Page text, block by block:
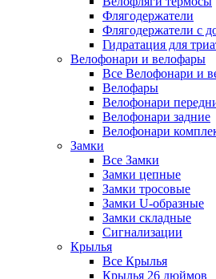
Флягодержатели
Флягодержатели с
Гидратация для
Велофонари и велофары
Все Велофонари и
Велофары
Велофонари
Велофонари задние
Велофонари
Замки
Все Замки
Замки цепные
Замки тросовые
Замки U-образные
Замки складные
Сигнализации
Крылья
Все Крылья
Крылья 26 дюймов